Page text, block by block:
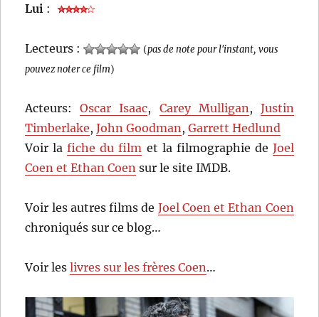
Lui :
Lecteurs : (pas de note pour l'instant, vous
pouvez noter ce film)
Acteurs:Oscar Isaac, Carey Mulligan , Justin
Timberlake,John Goodman ,Garrett Hedlund
Voir lafiche du film et la filmographie de Joel
Coen et Ethan Coen sur le site IMDB.
Voir les autres films de Joel Coen et Ethan Coen
chroniqués sur ce blog…
Voir leslivres sur les frères Coen…